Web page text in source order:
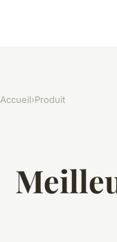
Accueil›Produit